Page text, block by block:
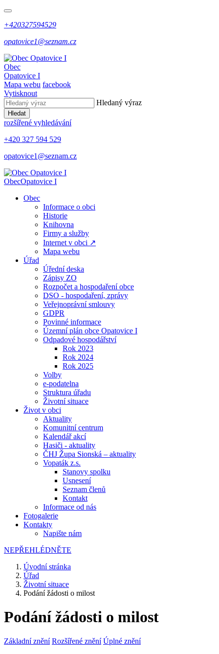
+420327594529
opatovice1@seznam.cz
Obec
Opatovice I
Mapa webu facebook
Vytisknout
Hledaný výraz
Hledat
rozšířené vyhledávání
+420 327 594 529
opatovice1@seznam.cz
ObecOpatovice I
Obec
Informace o obci
Historie
Knihovna
Firmy a služby
Internet v obci ↗
Mapa webu
Úřad
Úřední deska
Zápisy ZO
Rozpočet a hospodaření obce
DSO - hospodaření, zprávy
Veřejnoprávní smlouvy
GDPR
Povinné informace
Územní plán obce Opatovice I
Odpadové hospodářství
Rok 2023
Rok 2024
Rok 2025
Volby
e-podatelna
Struktura úřadu
Životní situace
Život v obci
Aktuality
Komunitní centrum
Kalendář akcí
Hasiči - aktuality
ČHJ Župa Sionská – aktuality
Vopaták z.s.
Stanovy spolku
Usnesení
Seznam členů
Kontakt
Informace od nás
Fotogalerie
Kontakty
Napište nám
NEPŘEHLÉDNĚTE
Úvodní stránka
Úřad
Životní situace
Podání žádosti o milost
Podání žádosti o milost
Základní znění Rozšířené znění Úplné znění